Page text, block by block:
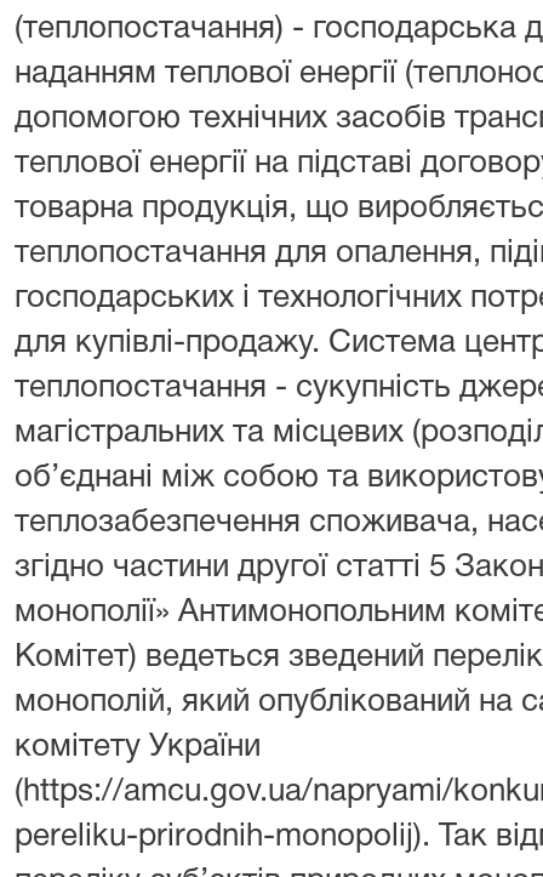
(теплопостачання) - господарська
наданням теплової енергії
допомогою технічних засобів
теплової енергії на підставі
товарна продукція, що
теплопостачання для опалення,
господарських і технологічних
для купівлі-продажу. Система
теплопостачання - сукупність
магістральних та місцевих
об’єднані між собою та
теплозабезпечення споживача,
згідно частини другої статті 5
монополії» Антимонопольним
Комітет) ведеться зведений
монополій, який опублікований на
комітету України
(https://amcu.gov.ua/napryami/
pereliku-prirodnih-monopolij). Так